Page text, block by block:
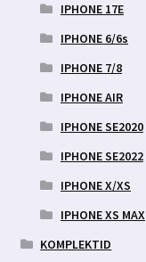
IPHONE 17E
IPHONE 6/6s
IPHONE 7/8
IPHONE AIR
IPHONE SE2020
IPHONE SE2022
IPHONE X/XS
IPHONE XS MAX
KOMPLEKTID